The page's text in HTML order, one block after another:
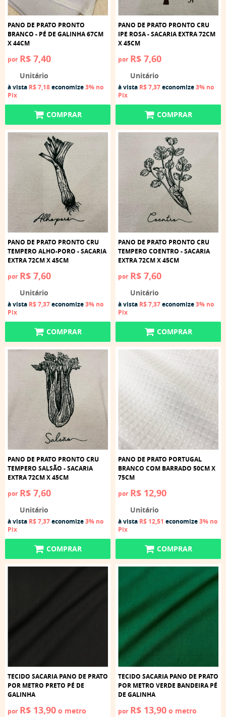
PANO DE PRATO PRONTO
BRANCO - PÉ DE GALINHA 67CM
X 44CM
por R$ 7,40
Unitário
à vista R$ 7,18economize3% no
Pix
COMPRAR
PANO DE PRATO PRONTO CRU
IPE ROSA - SACARIA EXTRA 72CM
X 45CM
por R$ 7,60
Unitário
à vista R$ 7,37economize3% no
Pix
COMPRAR
PANO DE PRATO PRONTO CRU
TEMPERO ALHO-PORO - SACARIA
EXTRA 72CM X 45CM
por R$ 7,60
Unitário
à vista R$ 7,37economize3% no
Pix
COMPRAR
PANO DE PRATO PRONTO CRU
TEMPERO COENTRO - SACARIA
EXTRA 72CM X 45CM
por R$ 7,60
Unitário
à vista R$ 7,37economize3% no
Pix
COMPRAR
PANO DE PRATO PRONTO CRU
TEMPERO SALSÃO - SACARIA
EXTRA 72CM X 45CM
por R$ 7,60
Unitário
à vista R$ 7,37economize3% no
Pix
COMPRAR
PANO DE PRATO PORTUGAL
BRANCO COM BARRADO 50CM X
75CM
por R$ 12,90
Unitário
à vista R$ 12,51 economize3% no
Pix
COMPRAR
TECIDO SACARIA PANO DE PRATO
POR METRO PRETO PÉ DE
GALINHA
por R$ 13,90 o metro
TECIDO SACARIA PANO DE PRATO
POR METRO VERDE BANDEIRA PÉ
DE GALINHA
por R$ 13,90 o metro